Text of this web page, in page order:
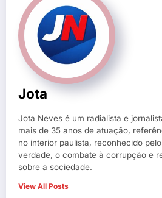
Jota
Jota Neves é um radialista e
mais de 35 anos de atuação,
no interior paulista, reconhecido
verdade, o combate à corrupção e
sobre a sociedade.
View All Posts